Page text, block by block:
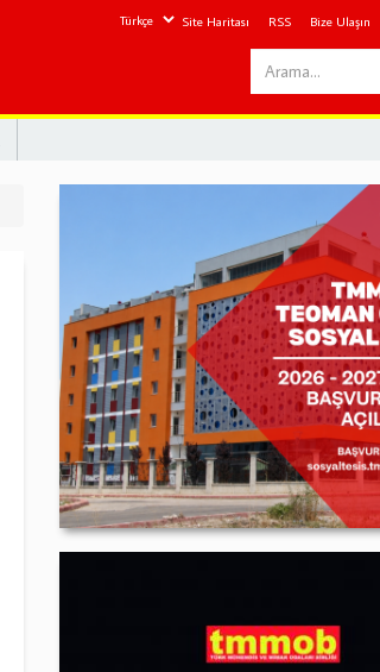
Site Haritası RSS Bize Ulaşın